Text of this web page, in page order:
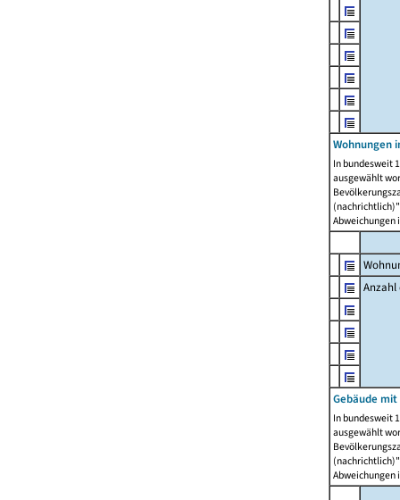
Wohnungen
In bundesweit
ausgewählt
Abweichungen
Anzahl
Gebäude
In bundesweit
ausgewählt
Abweichungen